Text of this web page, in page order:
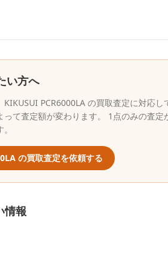
い方へ
KIKUSUI PCR6000LA の買取査定に対応し
って査定額が変わります。 1点のみの査
の買取査定を依頼する
情報